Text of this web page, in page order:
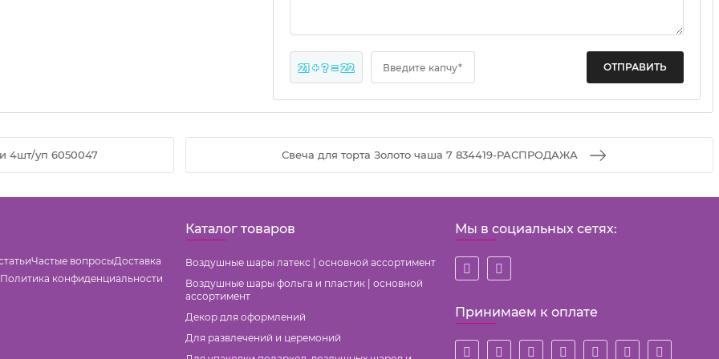
21 + ? = 22 Введите капчу*
4шт/уп 6050047 Свеча для торта Золото чаша 7 834419-РАСПРОДАЖА
Частые вопросыДоставка
Политика конфиденциальности
Каталог товаров
Воздушные шары латекс | основной ассортимент
Воздушные шары фольга и пластик | основной
ассортимент
Декор для оформлений
Для развлечений и церемоний
Мы в социальных сетях:
Принимаем к оплате